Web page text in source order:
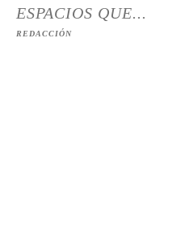
ESPACIOS QUE...
REDACCIÓN